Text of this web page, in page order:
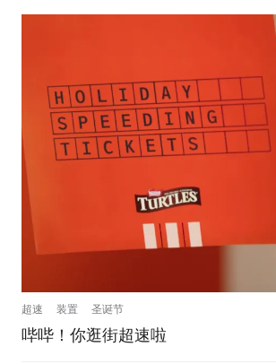
超速 装置 圣诞节
哔哔！你逛街超速啦